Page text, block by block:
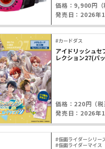
価格：9,900円（
発売日：2026年
#カードダス
アイドリッシュセ
レクション27(パ
価格：220円（税
発売日：2026年
#仮面ライダーシリー
#仮面ライダーマイス